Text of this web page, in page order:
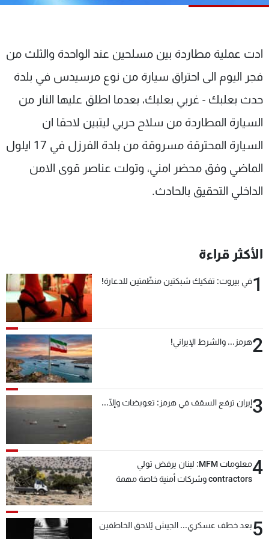
ادت عملية مطاردة بين مسلحين عند الواحدة والثلث من
فجر اليوم الى احتراق سيارة من نوع مرسيدس في بلدة
حدث بعلبك - غربي بعلبك، بعدما اطلق عليها النار من
السيارة المطاردة من سلاح حربي ليتبين لاحقا ان
السيارة المحترقة مسروقة من بلدة الفرزل في 17 ايلول
الماضي وفق محضر امني، وتولت عناصر قوى الامن
الداخلي التحقيق بالحادث.
الأكثر قراءة
1في بيروت: تفكيك شبكتين منظّمتين للدعارة!
2هرمز... والشرط الإيراني!
3إيران ترفع السقف في هرمز: تعويضات وإلّا...
4
معلومات MFM: لبنان يرفض تولي
contractors وشركات أمنية خاصة مهمة
5بعد خطف عسكري... الجيش يُلاحق الخاطفين
الإنـتـاج
تواصل معنا
شروط الإسـتخدام
سياسة الخصوصية